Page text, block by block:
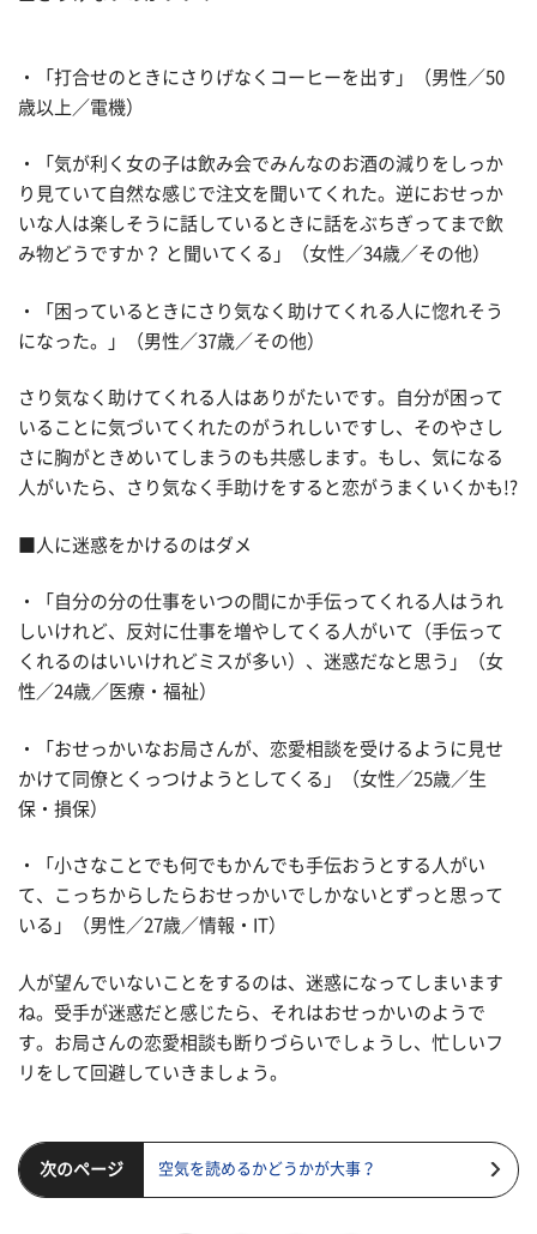
・「打合せのときにさりげなくコーヒーを出す」（男性／50
歳以上／電機）
・「気が利く女の子は飲み会でみんなのお酒の減りをしっか
り見ていて自然な感じで注文を聞いてくれた。逆におせっか
いな人は楽しそうに話しているときに話をぶちぎってまで飲
み物どうですか？ と聞いてくる」（女性／34歳／その他）
・「困っているときにさり気なく助けてくれる人に惚れそう
になった。」（男性／37歳／その他）
さり気なく助けてくれる人はありがたいです。自分が困って
いることに気づいてくれたのがうれしいですし、そのやさし
さに胸がときめいてしまうのも共感します。もし、気になる
人がいたら、さり気なく手助けをすると恋がうまくいくかも!?
■人に迷惑をかけるのはダメ
・「自分の分の仕事をいつの間にか手伝ってくれる人はうれ
しいけれど、反対に仕事を増やしてくる人がいて（手伝って
くれるのはいいけれどミスが多い）、迷惑だなと思う」（女
性／24歳／医療・福祉）
・「おせっかいなお局さんが、恋愛相談を受けるように見せ
かけて同僚とくっつけようとしてくる」（女性／25歳／生
保・損保）
・「小さなことでも何でもかんでも手伝おうとする人がい
て、こっちからしたらおせっかいでしかないとずっと思って
いる」（男性／27歳／情報・IT）
人が望んでいないことをするのは、迷惑になってしまいます
ね。受手が迷惑だと感じたら、それはおせっかいのようで
す。お局さんの恋愛相談も断りづらいでしょうし、忙しいフ
リをして回避していきましょう。
次のページ 空気を読めるかどうかが大事？